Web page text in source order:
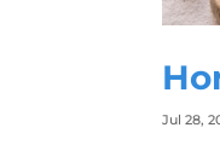
Jul 28,